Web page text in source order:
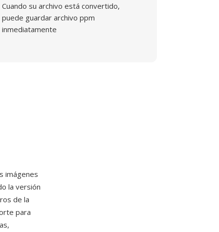
Cuando su archivo está convertido,
puede guardar archivo ppm
inmediatamente
imágenes
la versión
de la
para